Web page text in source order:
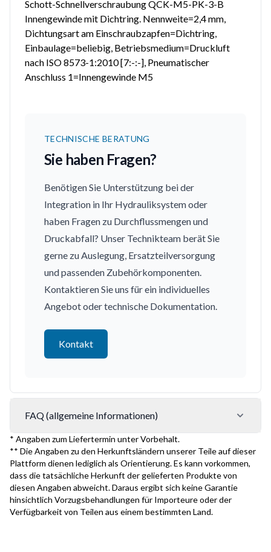
Schott-Schnellverschraubung QCK-M5-PK-3-B
Innengewinde mit Dichtring. Nennweite=2,4 mm,
Dichtungsart am Einschraubzapfen=Dichtring,
Einbaulage=beliebig, Betriebsmedium=Druckluft
nach ISO 8573-1:2010 [7:-:-], Pneumatischer
Anschluss 1=Innengewinde M5
TECHNISCHE BERATUNG
Sie haben Fragen?
Benötigen Sie Unterstützung bei der
Integration in Ihr Hydrauliksystem oder
haben Fragen zu Durchflussmengen und
Druckabfall? Unser Technikteam berät Sie
gerne zu Auslegung, Ersatzteilversorgung
und passenden Zubehörkomponenten.
Kontaktieren Sie uns für ein individuelles
Angebot oder technische Dokumentation.
Kontakt
FAQ (allgemeine Informationen)
* Angaben zum Liefertermin unter Vorbehalt.
** Die Angaben zu den Herkunftsländern unserer Teile auf dieser
Plattform dienen lediglich als Orientierung. Es kann vorkommen,
dass die tatsächliche Herkunft der gelieferten Produkte von
diesen Angaben abweicht. Daraus ergibt sich keine Garantie
hinsichtlich Vorzugsbehandlungen für Importeure oder der
Verfügbarkeit von Teilen aus einem bestimmten Land.